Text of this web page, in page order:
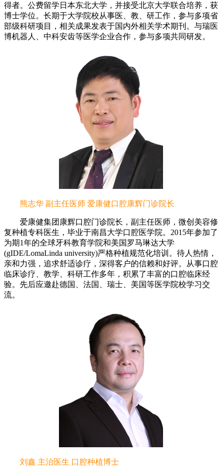
得者。公费留学日本东北大学，并接受北京大学联合培养，获
博士学位。长期于大学院校从事医、教、研工作，参与多项省
部级科研项目，相关成果发表于国内外相关学术期刊。与瑞医
博机器人、中科安齿等医学企业合作，参与多项共同研发。
熊志华 副主任医师 爱康健口腔康辉门诊院长
爱康健集团康辉口腔门诊院长，副主任医师，微创美容修
复种植专科医生，毕业于南昌大学口腔医学院。2015年参加了
为期1年的全球牙科教育学院和美国罗马琳达大学
(gIDE/LomaLinda university)严格种植规范化培训。待人热情，
亲和力强，追求舒适诊疗，深得客户的信赖和好评。从事口腔
临床诊疗、教学、科研工作多年，积累了丰富的口腔临床经
验。先后应邀赴德国、法国、瑞士、美国等医学院校学习交
流。
刘鑫 主治医生 口腔种植博士